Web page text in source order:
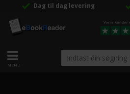
Dag til dag levering